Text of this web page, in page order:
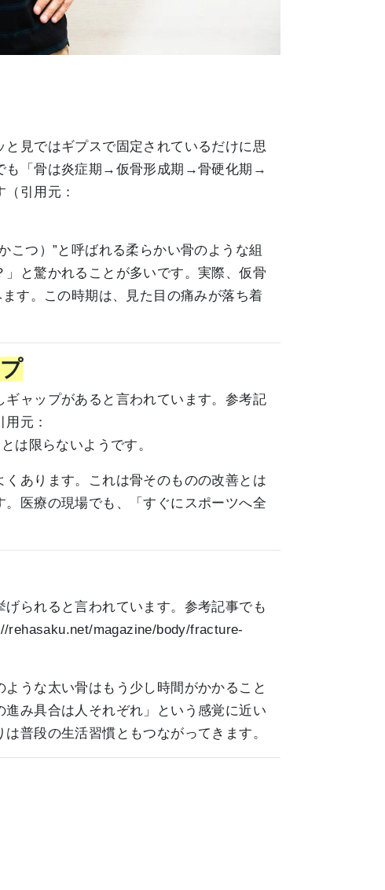
見ではギプスで固定されているだけに思
も「骨は炎症期→仮骨形成期→骨硬化期→
引用元：
つ）”と呼ばれる柔らかい骨のような組
と驚かれることが多いです。実際、仮骨
す。この時期は、見た目の痛みが落ち着
ギャップがあると言われています。参考記
元：
は限らないようです。
あります。これは骨そのものの改善とは
医療の現場でも、「すぐにスポーツへ全
られると言われています。参考記事でも
rehasaku.net/magazine/body/fracture-
うな太い骨はもう少し時間がかかること
み具合は人それぞれ」という感覚に近い
普段の生活習慣ともつながってきます。